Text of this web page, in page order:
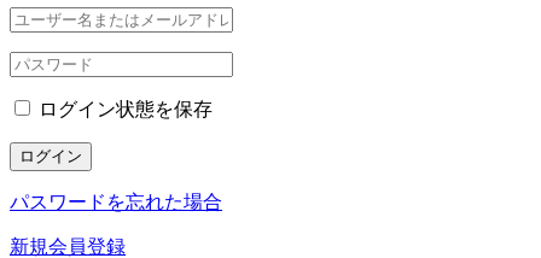
ログイン状態を保存
ログイン
パスワードを忘れた場合
新規会員登録